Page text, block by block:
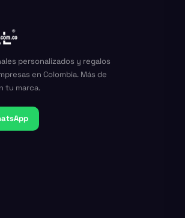
personalizados y regalos
en Colombia. Más de
tu marca.